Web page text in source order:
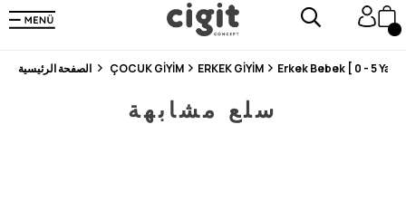
En Uygun Fiyat Garantisi !
300₺ ve Üzeri Alışverişlerde Kargo Ücretsiz !
Koşulsuz Şartsız İade İmkanı
ÇOCUK GİYİM ERKEK GİYİM Erkek Bebek [ 0 - 5 Yaş ]
سلع مشابهة